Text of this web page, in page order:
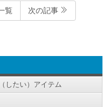
覧 次の記事
したい）アイテム